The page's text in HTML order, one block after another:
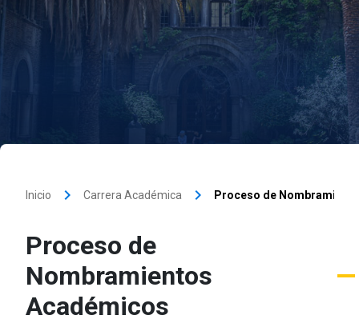
Inicio keyboard_arrow_right Carrera Académica keyboard_arrow_right Proceso de
Proceso de
Nombramientos
Académicos